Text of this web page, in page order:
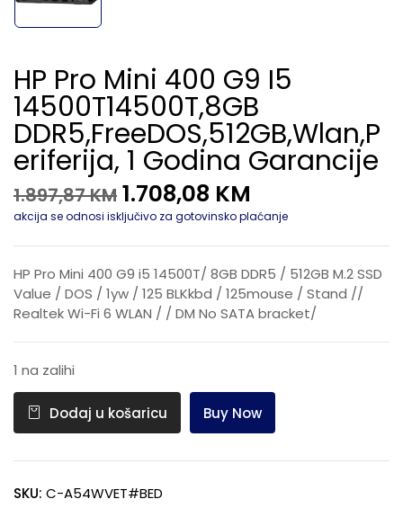
HP Pro Mini 400 G9 I5
14500T14500T,8GB
DDR5,FreeDOS,512GB,Wlan,p
Eriferija, 1 Godina Garancije
1.897,87KM 1.708,08 KM
akcija se odnosi isključivo za gotovinsko plaćanje
HP Pro Mini 400 G9 i5 14500T/ 8GB DDR5 / 512GB M.2 SSD
Value / DOS / 1yw / 125 BLKkbd / 125mouse / Stand //
Realtek Wi-Fi 6 WLAN / / DM No SATA bracket/
1 na zalihi
Dodaj u košaricu Buy Now
SKU: C-A54WVET#BED